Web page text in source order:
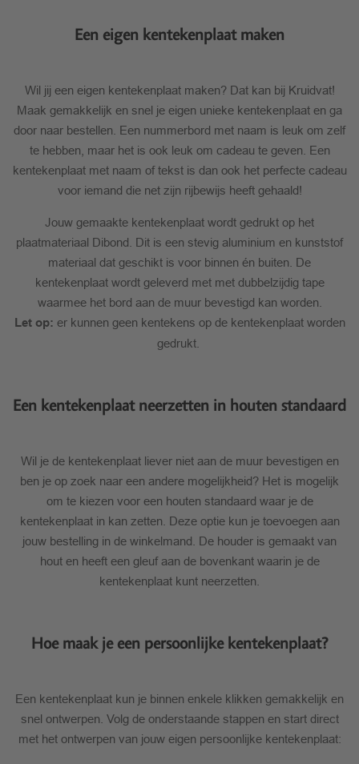
Een eigen kentekenplaat maken
Wil jij een eigen kentekenplaat maken? Dat kan bij Kruidvat!
Maak gemakkelijk en snel je eigen unieke kentekenplaat en ga
door naar bestellen. Een nummerbord met naam is leuk om zelf
te hebben, maar het is ook leuk om cadeau te geven. Een
kentekenplaat met naam of tekst is dan ook het perfecte cadeau
voor iemand die net zijn rijbewijs heeft gehaald!
Jouw gemaakte kentekenplaat wordt gedrukt op het
plaatmateriaal Dibond. Dit is een stevig aluminium en kunststof
materiaal dat geschikt is voor binnen én buiten. De
kentekenplaat wordt geleverd met met dubbelzijdig tape
waarmee het bord aan de muur bevestigd kan worden.
Let op: er kunnen geen kentekens op de kentekenplaat worden
gedrukt.
Een kentekenplaat neerzetten in houten standaard
Wil je de kentekenplaat liever niet aan de muur bevestigen en
ben je op zoek naar een andere mogelijkheid? Het is mogelijk
om te kiezen voor een houten standaard waar je de
kentekenplaat in kan zetten. Deze optie kun je toevoegen aan
jouw bestelling in de winkelmand. De houder is gemaakt van
hout en heeft een gleuf aan de bovenkant waarin je de
kentekenplaat kunt neerzetten.
Hoe maak je een persoonlijke kentekenplaat?
Een kentekenplaat kun je binnen enkele klikken gemakkelijk en
snel ontwerpen. Volg de onderstaande stappen en start direct
met het ontwerpen van jouw eigen persoonlijke kentekenplaat: